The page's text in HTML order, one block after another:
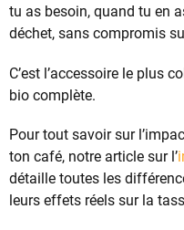
tu as besoin, quand tu en
déchet, sans compromis
C’est l’accessoire le plus
bio complète.
Pour tout savoir sur
ton café, notre article sur l’
détaille toutes les
leurs effets réels sur la